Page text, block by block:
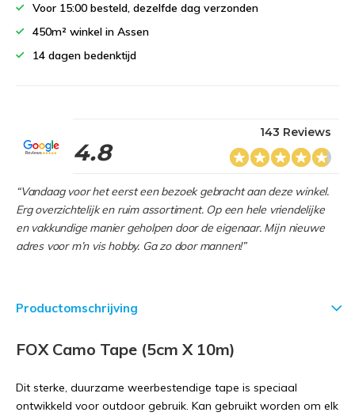
Voor 15:00 besteld, dezelfde dag verzonden
450m² winkel in Assen
14 dagen bedenktijd
4.8
143 Reviews
“Vandaag voor het eerst een bezoek gebracht aan deze winkel.
Erg overzichtelijk en ruim assortiment. Op een hele vriendelijke
en vakkundige manier geholpen door de eigenaar. Mijn nieuwe
adres voor m’n vis hobby. Ga zo door mannen!”
Productomschrijving
FOX Camo Tape (5cm X 10m)
Dit sterke, duurzame weerbestendige tape is speciaal
ontwikkeld voor outdoor gebruik. Kan gebruikt worden om elk